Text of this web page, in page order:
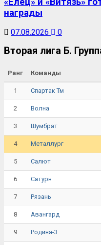
награды
07.08.2026 0
Вторая лига Б.
Ранг Команды
1 Спартак Тм
2 Волна
3 Шумбрат
4 Металлург
5 Салют
6 Сатурн
7 Рязань
8 Авангард
9 Родина-3